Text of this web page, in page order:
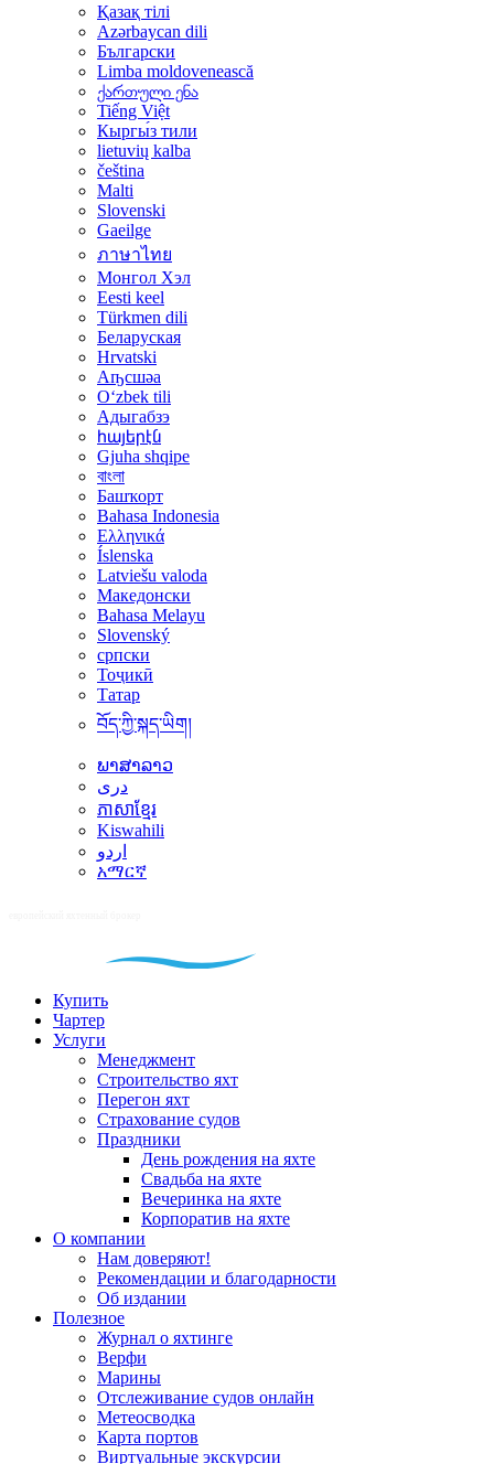
Қазақ тілі
Azərbaycan dili
Български
Limba moldovenească
ქართული ენა
Tiếng Việt
Кыргы́з тили
lietuvių kalba
čeština
Malti
Slovenski
Gaeilge
ภาษาไทย
Монгол Хэл
Eesti keel
Türkmen dili
Беларуская
Hrvatski
Аҧсшәа
Oʻzbek tili
Адыгабзэ
հայերէն
Gjuha shqipe
বাংলা
Башҡорт
Bahasa Indonesia
Ελληνικά
Íslenska
Latviešu valoda
Македонски
Bahasa Melayu
Slovenský
српски
Тоҷикӣ
Татар
བོད་ཀྱི་སྐད་ཡིག།
ພາສາລາວ
دری
ភាសាខ្មែរ
Kiswahili
اردو
አማርኛ
Купить
Чартер
Услуги
Менеджмент
Строительство яхт
Перегон яхт
Страхование судов
Праздники
День рождения на яхте
Свадьба на яхте
Вечеринка на яхте
Корпоратив на яхте
О компании
Нам доверяют!
Рекомендации и благодарности
Об издании
Полезное
Журнал о яхтинге
Верфи
Марины
Отслеживание судов онлайн
Метеосводка
Карта портов
Виртуальные экскурсии